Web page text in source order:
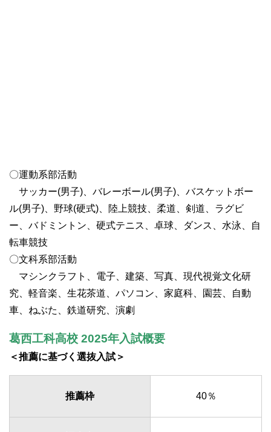
〇運動系部活動
サッカー(男子)、バレーボール(男子)、バスケットボー
ル(男子)、野球(硬式)、陸上競技、柔道、剣道、ラグビ
ー、バドミントン、硬式テニス、卓球、ダンス、水泳、自
転車競技
〇文科系部活動
マシンクラフト、電子、建築、写真、現代視覚文化研
究、軽音楽、生花茶道、パソコン、家庭科、園芸、自動
車、ねぶた、鉄道研究、演劇
葛西工科高校 2025年入試概要
＜推薦に基づく選抜入試＞
推薦枠 40％